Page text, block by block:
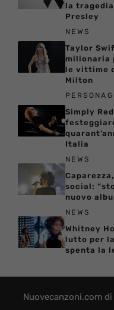
la
Presley
NEWS
Taylor
milionaria
le vittime
Milton
Simply
Italia
NEWS
social:
nuovo
NEWS
Whitney
lutto per
spenta la
Nuovecanzoni.com